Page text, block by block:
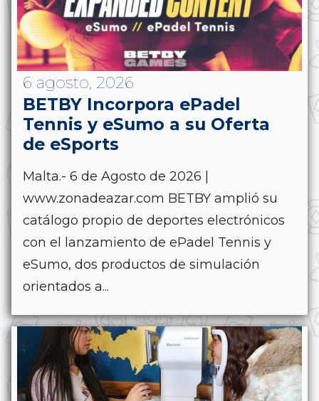
6 agosto, 2026
BETBY Incorpora ePadel
Tennis y eSumo a su Oferta
de eSports
Malta.- 6 de Agosto de 2026 |
www.zonadeazar.com BETBY amplió su
catálogo propio de deportes electrónicos
con el lanzamiento de ePadel Tennis y
eSumo, dos productos de simulación
orientados a...